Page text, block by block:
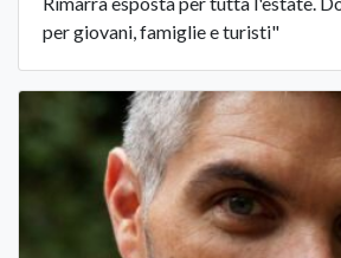
per giovani, famiglie e turisti"